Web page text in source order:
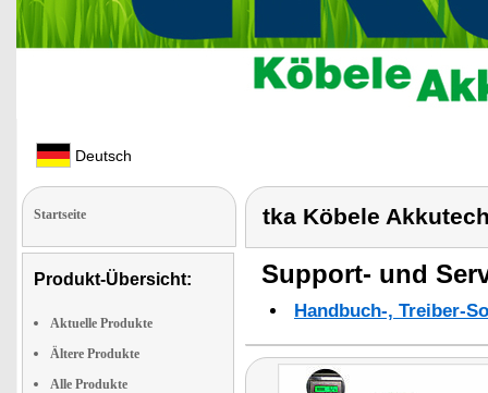
Deutsch
Startseite
Produkt-Übersicht:
Aktuelle Produkte
Ältere Produkte
Alle Produkte
tka Köbele
Support- und
Handbuch-, Treiber-